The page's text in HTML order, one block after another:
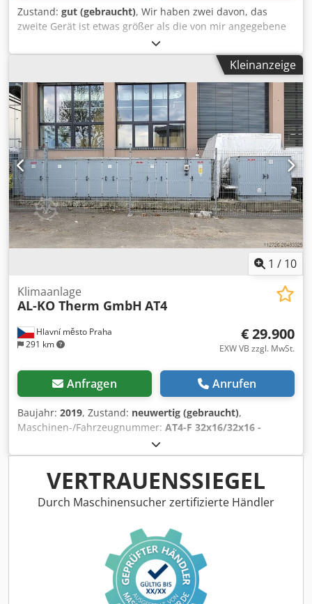
Zustand: gut (gebraucht), Wir haben zwei davon, das
zweite Gerät ist etwas größer als die von mir angegebene
Modellnummer. Sie wurden nur kurze Zeit benutzt, da das
Projekt abgebrochen wurde. Dksdotq A Nuopfx Akzjr
Kleinanzeige
1 / 10
Hlavní město Praha
291 km
Klimaanlage
AL-KO Therm GmbH AT4
€ 29.900
EXW VB zzgl. MwSt.
Anfragen Anrufen
Baujahr: 2019, Zustand: neuwertig (gebraucht),
Maschinen-/Fahrzeugnummer: AT4-F 32x16/32x16 -
Kühlaggregat
KO Dkodpsxvdi Sjfx Akzsr
VERTRAUENSSIEGEL
Durch Maschinensucher zertifizierte Händler